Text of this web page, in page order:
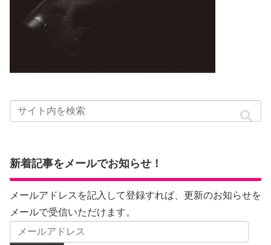
新着記事をメールでお知らせ！
メールアドレスを記入して登録すれば、更新のお知らせを
メールで受信いただけます。